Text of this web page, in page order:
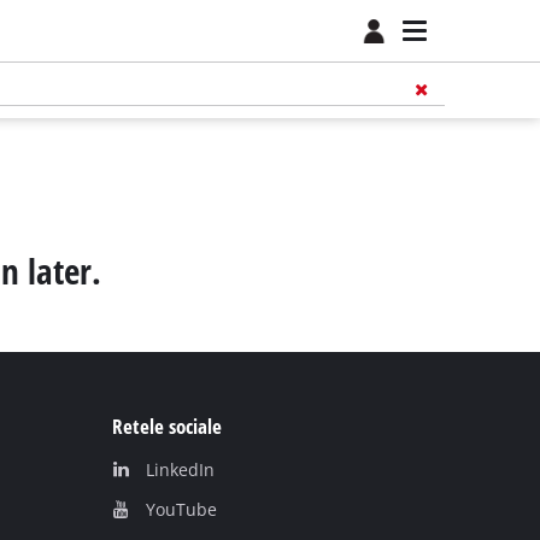
later.
Retele sociale
LinkedIn
YouТube